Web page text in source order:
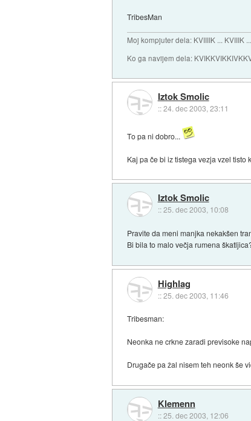
TribesMan
Moj kompjuter dela: KVIIIIK ... KVIIIK
Ko ga navijem dela:
Iztok Smolic
::24. dec 2003, 23:11
To pa ni dobro...
Kaj pa če bi iz tistega vezja vzel tisto
Iztok Smolic
::25. dec 2003, 10:08
Pravite da meni manjka nekakšen
Bi bila to malo večja rumena
Highlag
::25. dec 2003, 11:46
Tribesman:
Neonka ne crkne zaradi previsoke
Drugače pa žal nisem teh neonk še
Klemenn
::25. dec 2003, 12:06